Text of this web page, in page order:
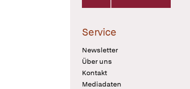
Service
Newsletter
Über uns
Kontakt
Mediadaten